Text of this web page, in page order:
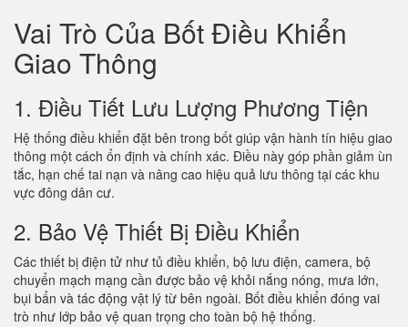
Vai Trò Của Bốt Điều Khiển
Giao Thông
1. Điều Tiết Lưu Lượng Phương Tiện
Hệ thống điều khiển đặt bên trong bốt giúp vận hành tín hiệu giao
thông một cách ổn định và chính xác. Điều này góp phần giảm ùn
tắc, hạn chế tai nạn và nâng cao hiệu quả lưu thông tại các khu
vực đông dân cư.
2. Bảo Vệ Thiết Bị Điều Khiển
Các thiết bị điện tử như tủ điều khiển, bộ lưu điện, camera, bộ
chuyển mạch mạng cần được bảo vệ khỏi nắng nóng, mưa lớn,
bụi bẩn và tác động vật lý từ bên ngoài. Bốt điều khiển đóng vai
trò như lớp bảo vệ quan trọng cho toàn bộ hệ thống.